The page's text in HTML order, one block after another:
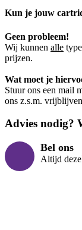
Kun je jouw
Geen probleem!
Wij kunnen alle
prijzen.
Wat moet je
Stuur ons een mail
ons z.s.m.
Advies nodig?
Bel ons
Altijd